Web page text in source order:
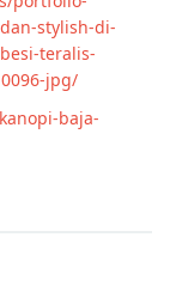
stylish-di-
teralis-
jpg/
baja-